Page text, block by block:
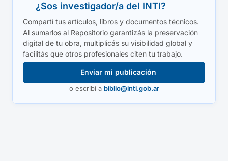
¿Sos investigador/a del INTI?
Compartí tus artículos, libros y documentos técnicos.
Al sumarlos al Repositorio garantizás la preservación
digital de tu obra, multiplicás su visibilidad global y
facilitás que otros profesionales citen tu trabajo.
Enviar mi publicación
o escribí a biblio@inti.gob.ar